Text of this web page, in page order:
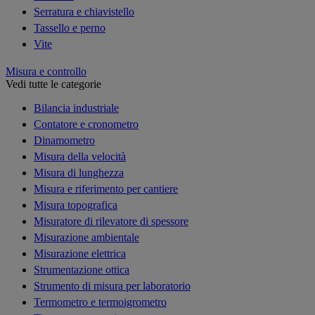
Serratura e chiavistello
Tassello e perno
Vite
Misura e controllo
Vedi tutte le categorie
Bilancia industriale
Contatore e cronometro
Dinamometro
Misura della velocità
Misura di lunghezza
Misura e riferimento per cantiere
Misura topografica
Misuratore di rilevatore di spessore
Misurazione ambientale
Misurazione elettrica
Strumentazione ottica
Strumento di misura per laboratorio
Termometro e termoigrometro